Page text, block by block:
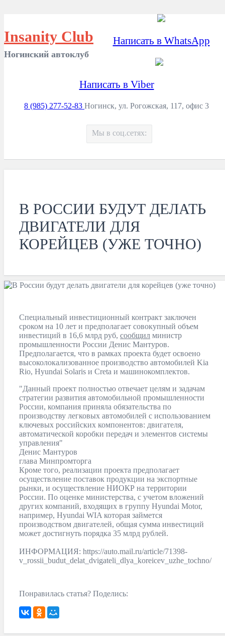
Insanity Club
Ногинский автоклуб
Написать в WhatsApp
Написать в Viber
8 (985) 277-52-83 Ногинск, ул. Рогожская, 117, офис 3
Мы в соц.сетях:
В РОССИИ БУДУТ ДЕЛАТЬ
ДВИГАТЕЛИ ДЛЯ
КОРЕЙЦЕВ (УЖЕ ТОЧНО)
Специальный инвестиционный контракт заключен
сроком на 10 лет и предполагает совокупный объем
инвестиций в 16,6 млрд руб, сообщил министр
промышленности России Денис Мантуров.
Предполагается, что в рамках проекта будет освоено
высоколокализованное производство автомобилей Kia
Rio, Hyundai Solaris и Creta и машинокомплектов.
"Данный проект полностью отвечает целям и задачам
стратегии развития автомобильной промышленности
России, компания приняла обязательства по
производству легковых автомобилей с использованием
ключевых российских компонентов: двигателя,
автоматической коробки передач и элементов системы
управления"
Денис Мантуров
глава Минпромторга
Кроме того, реализации проекта предполагает
осуществление поставок продукции на экспортные
рынки, и осуществление НИОКР на территории
России. По оценке министерства, с учетом вложений
других компаний, входящих в группу Hyundai Motor,
например, Hyundai WIA которая займется
производством двигателей, общая сумма инвестиций
может достигнуть порядка 35 млрд рублей.
ИНФОРМАЦИЯ: https://auto.mail.ru/article/71398-
v_rossii_budut_delat_dvigateli_dlya_koreicev_uzhe_tochno/
Понравилась статья? Поделись: